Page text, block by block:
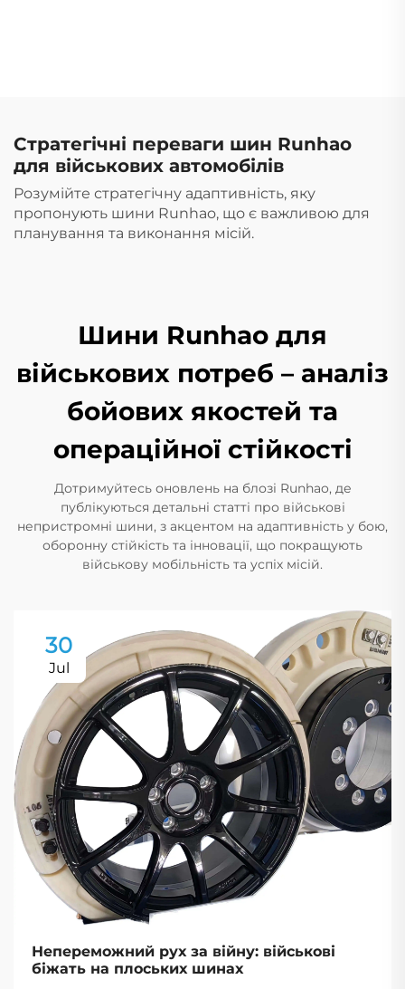
Стратегічні переваги шин Runhao
для військових автомобілів
Розумійте стратегічну адаптивність, яку
пропонують шини Runhao, що є важливою для
планування та виконання місій.
Шини Runhao для
військових потреб – аналіз
бойових якостей та
операційної стійкості
Дотримуйтесь оновлень на блозі Runhao, де
публікуються детальні статті про військові
непристромні шини, з акцентом на адаптивність у бою,
оборонну стійкість та інновації, що покращують
військову мобільність та успіх місій.
30
Jul
Непереможний рух за війну: військові
біжать на плоських шинах